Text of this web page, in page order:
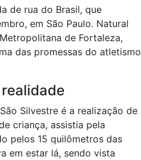
de rua do Brasil, que
em São Paulo. Natural
de Fortaleza,
das promessas do atletismo
Silvestre é a realização de
criança, assistia pela
pelos 15 quilômetros das
em estar lá, sendo vista